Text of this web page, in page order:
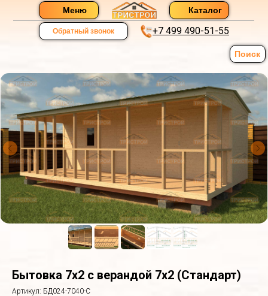
Каталог
Меню
+7 499 490-51-55
Обратный звонок
Поиск
Бытовка 7х2 с верандой 7х2 (Стандарт)
Артикул: БД024-7040-С